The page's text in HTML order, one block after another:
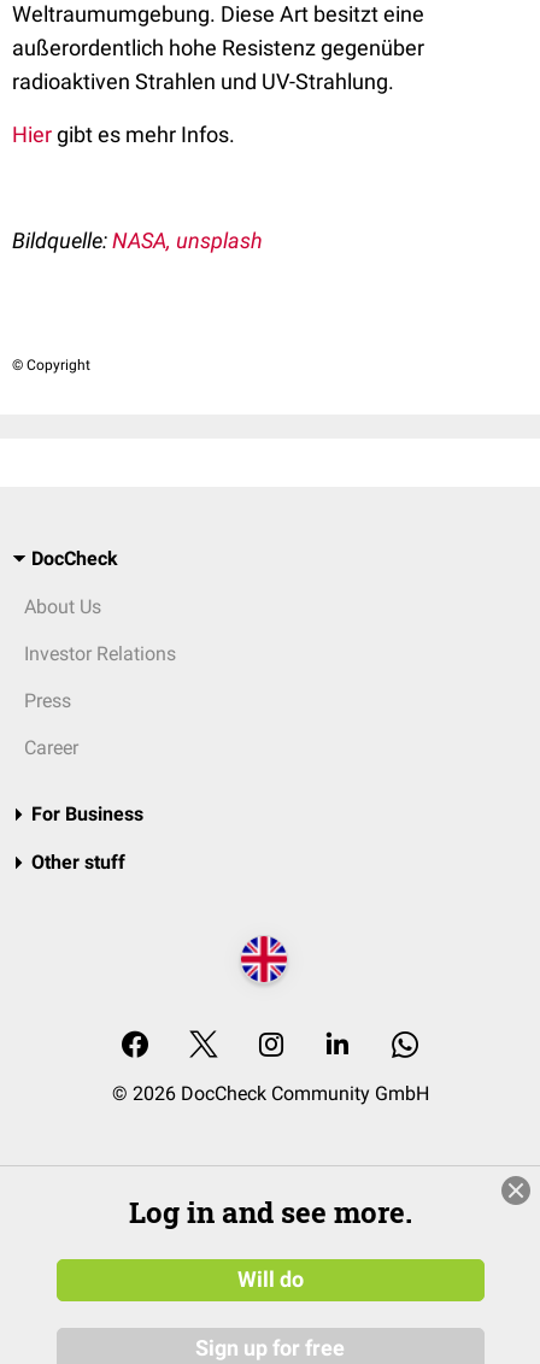
Weltraumumgebung. Diese Art besitzt eine
außerordentlich hohe Resistenz gegenüber
radioaktiven Strahlen und UV-Strahlung.
Hiergibt es mehr Infos.
Bildquelle:NASA, unsplash
© Copyright
DocCheck
About Us
Investor Relations
Press
Career
For Business
Other stuff
© 2026 DocCheck Community GmbH
Log in and see more.
Will do
Sign up for free